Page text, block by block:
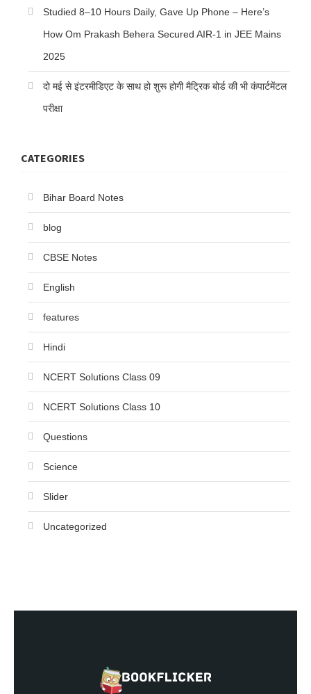
Studied 8–10 Hours Daily, Gave Up Phone – Here’s
How Om Prakash Behera Secured AIR-1 in JEE Mains
2025
दो मई से इंटरमीडिएट के साथ हो शुरू होगी मैट्रिक बोर्ड की भी कंपार्टमेंटल
परीक्षा
CATEGORIES
Bihar Board Notes
blog
CBSE Notes
English
features
Hindi
NCERT Solutions Class 09
NCERT Solutions Class 10
Questions
Science
Slider
Uncategorized